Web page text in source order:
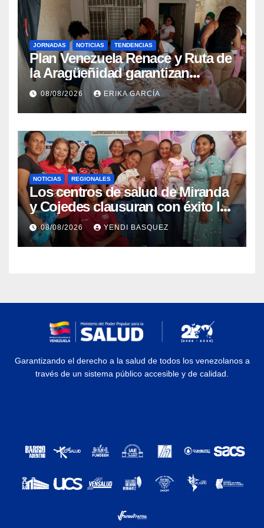
JORNADAS NOTICIAS TENDENCIAS
Plan Venezuela Renace y Ruta de
la Aragüeñidad garantizan
atención médica integral en
Aragua
08/08/2026 ERIKA GARCÍA
NOTICIAS REGIONALES
Los centros de salud de Miranda
y Cojedes clausuran con éxito la
Semana Mundial de la Lactancia
Materna
08/08/2026 YENDI BASQUEZ
Garantizando el derecho a la salud de todos los venezolanos a
través de un sistema público accesible y de calidad.